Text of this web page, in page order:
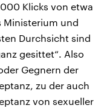
Klicks von etwa
Ministerium und
Durchsicht sind
gesittet“. Also
Gegnern der
zu der auch
von sexueller